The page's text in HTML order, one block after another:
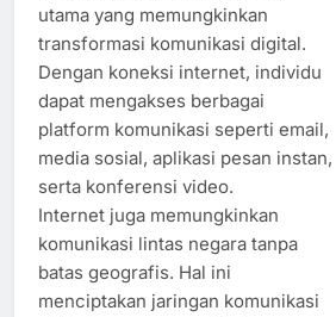
utama yang memungkinkan
transformasi komunikasi digital.
Dengan koneksi internet, individu
dapat mengakses berbagai
platform komunikasi seperti email,
media sosial, aplikasi pesan instan,
serta konferensi video.
Internet juga memungkinkan
komunikasi lintas negara tanpa
batas geografis. Hal ini
menciptakan jaringan komunikasi